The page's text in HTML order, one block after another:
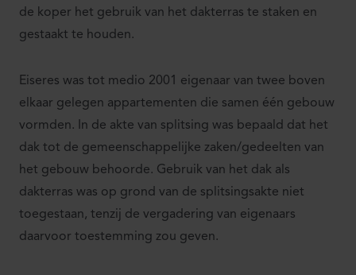
de koper het gebruik van het dakterras te staken en
gestaakt te houden.
Eiseres was tot medio 2001 eigenaar van twee boven
elkaar gelegen appartementen die samen één gebouw
vormden. In de akte van splitsing was bepaald dat het
dak tot de gemeenschappelijke zaken/gedeelten van
het gebouw behoorde. Gebruik van het dak als
dakterras was op grond van de splitsingsakte niet
toegestaan, tenzij de vergadering van eigenaars
daarvoor toestemming zou geven.